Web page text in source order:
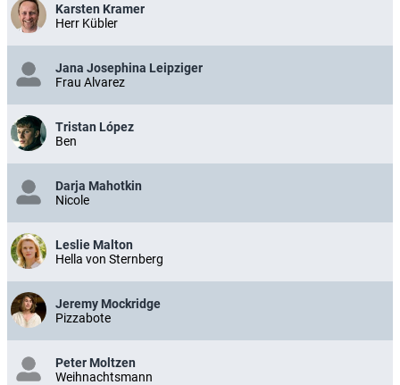
Karsten Kramer
Herr Kübler
Jana Josephina Leipziger
Frau Alvarez
Tristan López
Ben
Darja Mahotkin
Nicole
Leslie Malton
Hella von Sternberg
Jeremy Mockridge
Pizzabote
Peter Moltzen
Weihnachtsmann